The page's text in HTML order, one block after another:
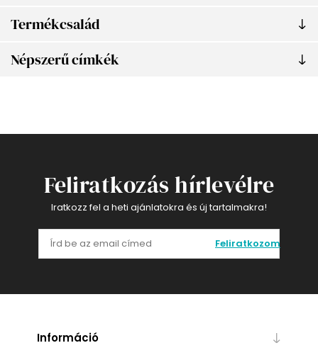
Termékcsalád
Népszerű címkék
Feliratkozás hírlevélre
Iratkozz fel a heti ajánlatokra és új tartalmakra!
Feliratkozom
Információ